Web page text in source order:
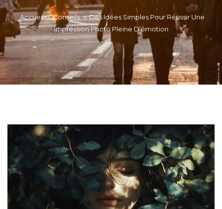
Accueil > Conseils > Des Idées Simples Pour Réussir Une
Impression Photo Pleine D’émotion